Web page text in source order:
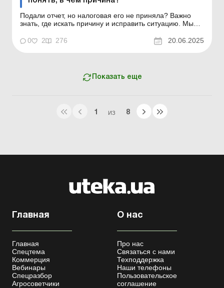
Подали отчет, но налоговая его не приняла? Важно
знать, где искать причину и исправить ситуацию. Мы
декларации по НДС и о том, что нужно сделать, чтобы
декларация была принята. Предприятие подает
0 2 276 20.06.2025
Показать еще
1 ИЗ 8
Главная
Главная
Спецтема
Коммерция
Вебинары
Спецразбор
Агросоветчики
О нас
Про нас
Связаться с нами
Техподдержка
Наши телефоны
Пользовательское
соглашение